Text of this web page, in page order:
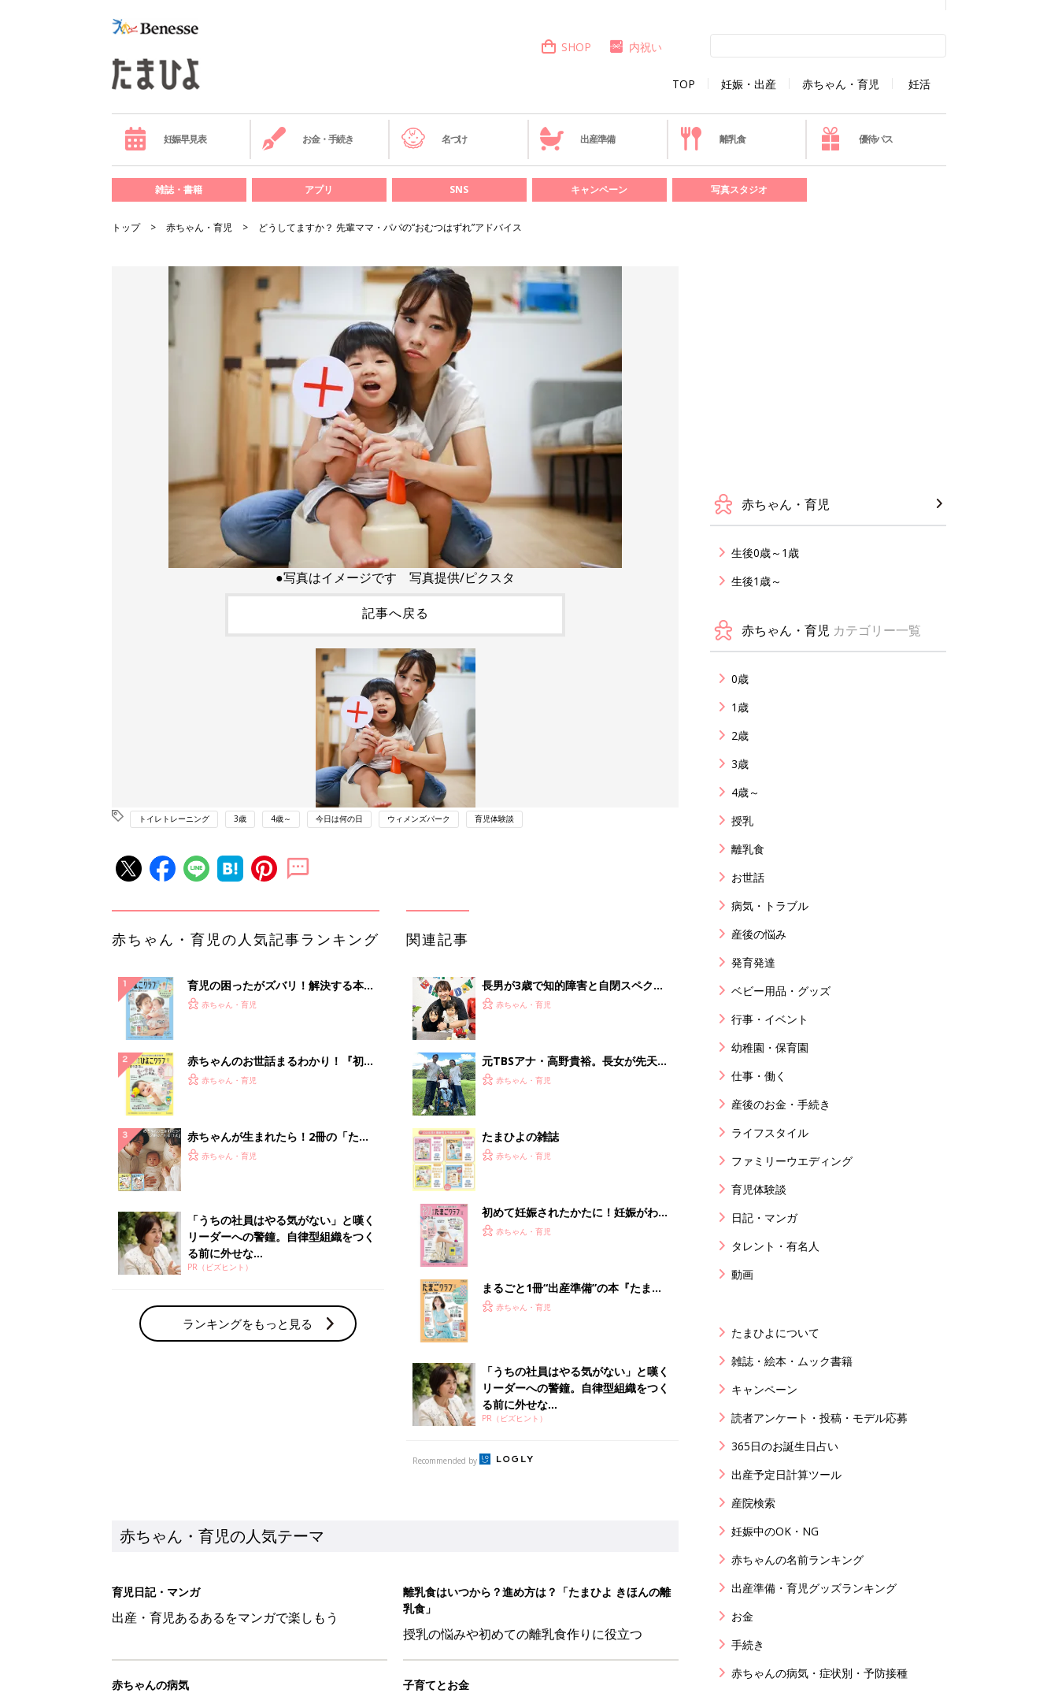
TOP 妊娠・出産 赤ちゃん・育児 妊活
SHOP 内祝い
妊娠早見表 お金・手続き 名づけ 出産準備 離乳食 優待パス
雑誌・書籍 アプリ SNS キャンペーン 写真スタジオ
トップ 赤ちゃん・育児 どうしてますか？ 先輩ママ・パパの“おむつはずれ”アドバイス
●写真はイメージです 写真提供/ピクスタ
記事へ戻る
トイレトレーニング 3歳 4歳～ 今日は何の日 ウィメンズパーク 育児体験談
赤ちゃん・育児の人気記事ランキング
育児の困ったがズバリ！解決する本
『ひよこクラブ 夏号』 4カ月～2才
赤ちゃん・育児
赤ちゃんのお世話まるわかり！『初め
てのひよこクラブ 夏号』〈巻頭大特
赤ちゃん・育児
赤ちゃんが生まれたら！2冊の「たま
ひよ」
赤ちゃん・育児
「うちの社員はやる気がない」と嘆く
リーダーへの警鐘。自律型組織をつく
る前に外せな...
PR（ビズヒント）
ランキングをもっと見る
関連記事
長男が3歳で知的障害と自閉スペクト
ラム症と診断｡発達が後退して｢パパと
赤ちゃん・育児
元TBSアナ・高野貴裕。長女が先天性
ミオパチーと診断。「どうしてうちの
赤ちゃん・育児
たまひよの雑誌
赤ちゃん・育児
初めて妊娠されたかたに！妊娠がわか
ったら最初に読む本『初めてのたまご
赤ちゃん・育児
まるごと1冊“出産準備”の本『たまご
クラブ 夏号』〈スペシャル大特集〉
赤ちゃん・育児
「うちの社員はやる気がない」と嘆く
リーダーへの警鐘。自律型組織をつく
る前に外せな...
PR（ビズヒント）
Recommended by
赤ちゃん・育児の人気テーマ
育児日記・マンガ
出産・育児あるあるをマンガで楽しもう
離乳食はいつから？進め方は？「たまひよ きほんの離
乳食」
授乳の悩みや初めての離乳食作りに役立つ
赤ちゃんの病気 子育てとお金
赤ちゃん・育児
生後0歳～1歳
生後1歳～
赤ちゃん・育児 カテゴリー一覧
0歳
1歳
2歳
3歳
4歳～
授乳
離乳食
お世話
病気・トラブル
産後の悩み
発育発達
ベビー用品・グッズ
行事・イベント
幼稚園・保育園
仕事・働く
産後のお金・手続き
ライフスタイル
ファミリーウエディング
育児体験談
日記・マンガ
タレント・有名人
動画
たまひよについて
雑誌・絵本・ムック書籍
キャンペーン
読者アンケート・投稿・モデル応募
365日のお誕生日占い
出産予定日計算ツール
産院検索
妊娠中のOK・NG
赤ちゃんの名前ランキング
出産準備・育児グッズランキング
お金
手続き
赤ちゃんの病気・症状別・予防接種